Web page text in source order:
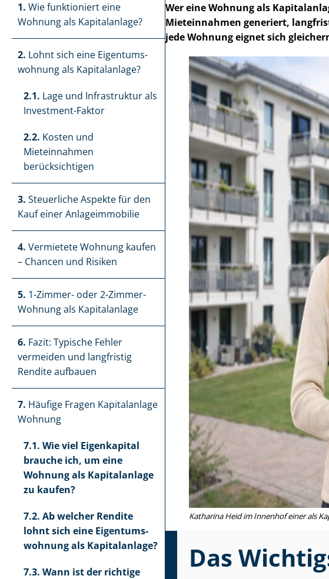
1. Wie funktioniert eine
Wohnung als Kapitalanlage?
2. Lohnt sich eine Ei­gen­tums­
woh­nung als Kapitalanlage?
2.1. Lage und Infrastruktur als
Investment-Faktor
2.2. Kosten und
Mieteinnahmen
berücksichtigen
3. Steuerliche Aspekte für den
Kauf einer Anlageimmobilie
4. Vermietete Wohnung kaufen
– Chancen und Risiken
5. 1-Zimmer- oder 2-Zimmer-
Wohnung als Kapitalanlage
6. Fazit: Typische Fehler
vermeiden und langfristig
Rendite aufbauen
7. Häufige Fragen Kapitalanlage
Wohnung
7.1. Wie viel Eigenkapital
brauche ich, um eine
Wohnung als Kapitalanlage
zu kaufen?
7.2. Ab welcher Rendite
lohnt sich eine Ei­gen­tums­
woh­nung als Kapitalanlage?
7.3. Wann ist der richtige
Wer eine Wohnung als
Mieteinnahmen generiert,
jede Wohnung eignet sich
Katharina Heid im Innenhof einer als
Das